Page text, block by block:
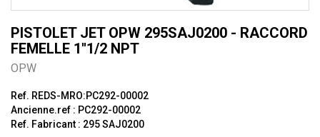
PISTOLET JET OPW 295SAJ0200 - RACCORD
FEMELLE 1''1/2 NPT
OPW
Ref. REDS-MRO:PC292-00002
Ancienne.ref : PC292-00002
Ref. Fabricant : 295 SAJ0200